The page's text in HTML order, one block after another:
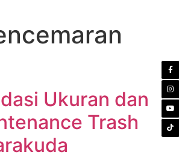
Ukuran dan
Trash